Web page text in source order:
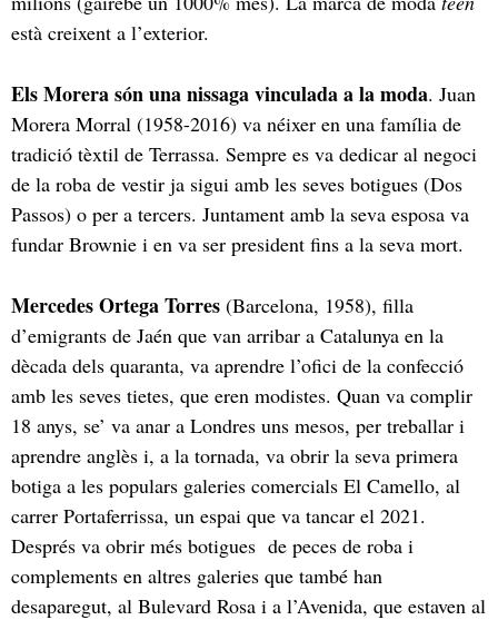
està creixent a l’exterior.
Els Morera són una nissaga vinculada a la moda. Juan
Morera Morral (1958-2016) va néixer en una família de
tradició tèxtil de Terrassa. Sempre es va dedicar al negoci
de la roba de vestir ja sigui amb les seves botigues (Dos
Passos) o per a tercers. Juntament amb la seva esposa va
fundar Brownie i en va ser president fins a la seva mort.
Mercedes Ortega Torres (Barcelona, 1958), filla
d’emigrants de Jaén que van arribar a Catalunya en la
dècada dels quaranta, va aprendre l’ofici de la confecció
amb les seves tietes, que eren modistes. Quan va complir
18 anys, se’ va anar a Londres uns mesos, per treballar i
aprendre anglès i, a la tornada, va obrir la seva primera
botiga a les populars galeries comercials El Camello, al
carrer Portaferrissa, un espai que va tancar el 2021.
Després va obrir més botigues de peces de roba i
complements en altres galeries que també han
desaparegut, al Bulevard Rosa i a l’Avenida, que estaven al